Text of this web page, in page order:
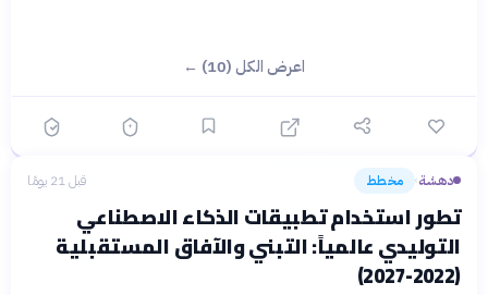
اعرض الكل (10) ←
دهشة› مخطط قبل 21 يومًا
تطور استخدام تطبيقات الذكاء الاصطناعي
التوليدي عالمياً: التبني والآفاق المستقبلية
(2022-2027)